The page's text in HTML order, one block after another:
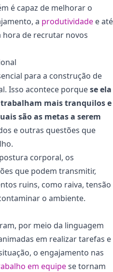
é capaz de melhorar o
a produtividade e até
hora de recrutar novos
para a construção de
Isso acontece porquese ela
mais tranquilos e
são as metas a serem
e outras questões que
corporal, os
que podem transmitir,
ruins, como raiva, tensão
o ambiente.
por meio da linguagem
em realizar tarefas e
o engajamento nas
em equipese tornam